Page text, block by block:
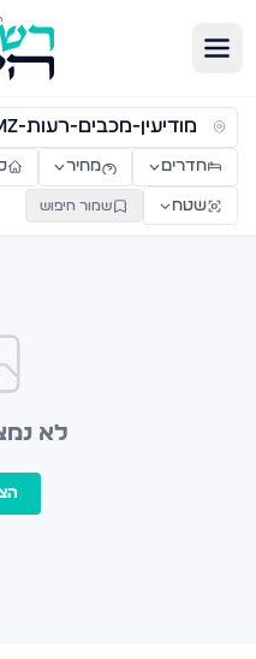
דירות למכירה
חדרים מחיר
שטח שמור חיפוש
לא